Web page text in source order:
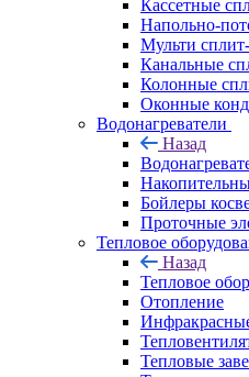
Кассетные
Напольно-
Мульти
Канальные
Колонные
Оконные
Водонагреватели
Назад
Бойлеры
Проточные
Тепловое
Назад
Тепловое
Отопление
Тепловые